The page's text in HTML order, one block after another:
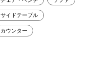
サイドテーブル
カウンター